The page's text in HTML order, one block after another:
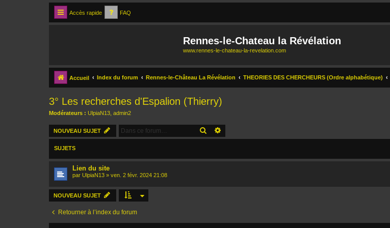
Accès rapide FAQ
Rennes-le-Chateau la Révélation
www.rennes-le-chateau-la-revelation.com
Accueil Index du forum Rennes-le-Château La Révélation THEORIES DES CHERCHEURS (Ordre alphabétique)
3° Les recherches d'Espalion (Thierry)
Modérateurs : UlpiaN13 admin2
NOUVEAU SUJET RECHERCHER
SUJETS
Lien du site
par UlpiaN13 » ven. 2 févr. 2024 21:08
NOUVEAU SUJET
Retourner à l’index du forum